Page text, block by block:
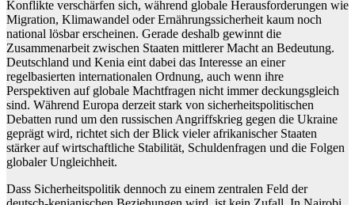
Konflikte verschärfen sich, während globale Herausforderungen wie
Migration, Klimawandel oder Ernährungssicherheit kaum noch
national lösbar erscheinen. Gerade deshalb gewinnt die
Zusammenarbeit zwischen Staaten mittlerer Macht an Bedeutung.
Deutschland und Kenia eint dabei das Interesse an einer
regelbasierten internationalen Ordnung, auch wenn ihre
Perspektiven auf globale Machtfragen nicht immer deckungsgleich
sind. Während Europa derzeit stark von sicherheitspolitischen
Debatten rund um den russischen Angriffskrieg gegen die Ukraine
geprägt wird, richtet sich der Blick vieler afrikanischer Staaten
stärker auf wirtschaftliche Stabilität, Schuldenfragen und die Folgen
globaler Ungleichheit.
Dass Sicherheitspolitik dennoch zu einem zentralen Feld der